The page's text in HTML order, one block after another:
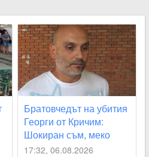
Братовчедът на убития
Георги от Кричим:
Шокиран съм, меко
казано
17:32, 06.08.2026